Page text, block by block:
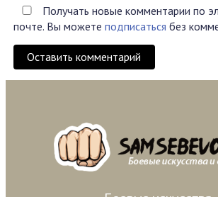
Получать новые комментарии по
почте. Вы можете подписаться без
Оставить комментарий